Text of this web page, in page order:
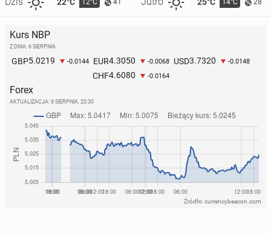
41 28
Kurs NBP
Z DNIA: 6 SIERPNIA
GBP5.0219 -0.0144 EUR4.3050 -0.0068 USD3.7320 -0.0148
CHF4.6080 -0.0164
Forex
AKTUALIZACJA: 6 SIERPNIA, 20:30
Źródło: currencybeacon.com